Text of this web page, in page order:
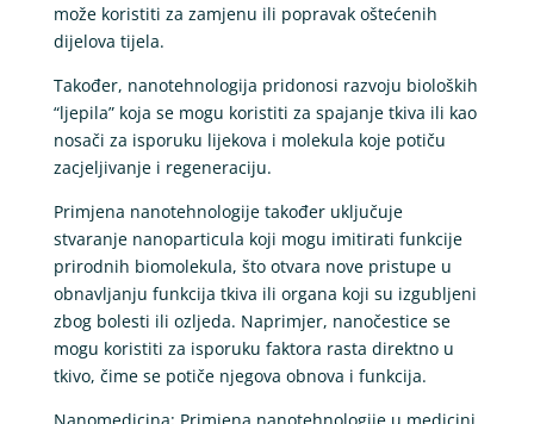
može koristiti za zamjenu ili popravak oštećenih
dijelova tijela.
Također, nanotehnologija pridonosi razvoju bioloških
“ljepila” koja se mogu koristiti za spajanje tkiva ili kao
nosači za isporuku lijekova i molekula koje potiču
zacjeljivanje i regeneraciju.
Primjena nanotehnologije također uključuje
stvaranje nanoparticula koji mogu imitirati funkcije
prirodnih biomolekula, što otvara nove pristupe u
obnavljanju funkcija tkiva ili organa koji su izgubljeni
zbog bolesti ili ozljeda. Naprimjer, nanočestice se
mogu koristiti za isporuku faktora rasta direktno u
tkivo, čime se potiče njegova obnova i funkcija.
Nanomedicina: Primjena nanotehnologije u medicini